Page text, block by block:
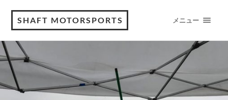
SHAFT MOTORSPORTS メニュー